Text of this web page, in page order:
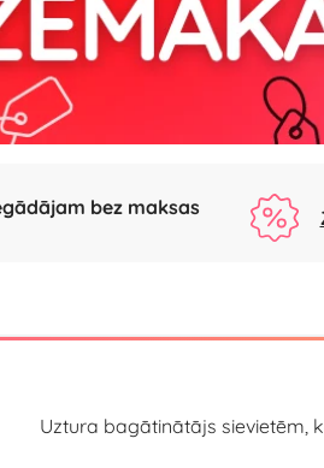
bez maksas
Uztura bagātinātājs sievietēm,